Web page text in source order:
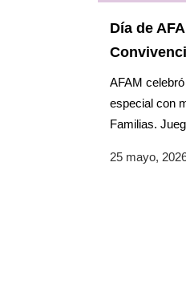
Día de
AFAM
especial con
Familias.
25 mayo,